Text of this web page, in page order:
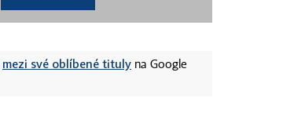
mezi své oblíbené tituly na Google